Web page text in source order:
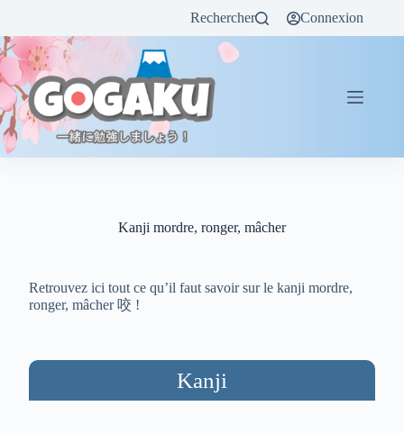
Rechercher Connexion
Kanji mordre, ronger, mâcher
Retrouvez ici tout ce qu’il faut savoir sur le kanji mordre,
ronger, mâcher 咬 !
Kanji